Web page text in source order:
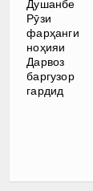
Душанбе
Рӯзи
фарҳанги
ноҳияи
Дарвоз
баргузор
гардид